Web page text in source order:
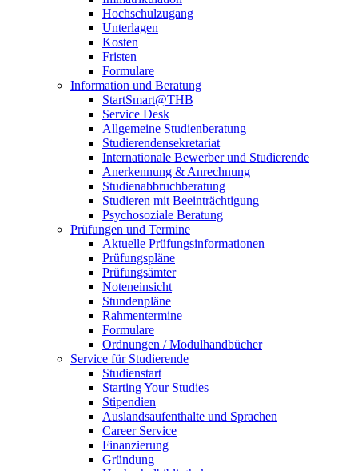
Hochschulzugang
Unterlagen
Kosten
Fristen
Formulare
Information und Beratung
StartSmart@THB
Service Desk
Allgemeine Studienberatung
Studierendensekretariat
Internationale Bewerber und Studierende
Anerkennung & Anrechnung
Studienabbruchberatung
Studieren mit Beeinträchtigung
Psychosoziale Beratung
Prüfungen und Termine
Aktuelle Prüfungsinformationen
Prüfungspläne
Prüfungsämter
Noteneinsicht
Stundenpläne
Rahmentermine
Formulare
Ordnungen / Modulhandbücher
Service für Studierende
Studienstart
Starting Your Studies
Stipendien
Auslandsaufenthalte und Sprachen
Career Service
Finanzierung
Gründung